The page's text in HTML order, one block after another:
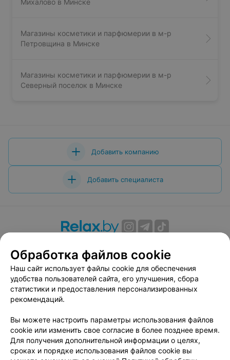
Михалово в Минске
Магазины косметики и парфюмерии в м-р
Петровщина в Минске
Магазины косметики и парфюмерии в м-р
Северный поселок в Минске
Добавить компанию
Добавить специалиста
Вакансии
Публичный договор
Способы оплаты
Публичный договор по использованию сервиса
«Афиша»
Пользовательское соглашение
Связаться по вопросам сотрудничества
Написать руководителю relax.by
Персональные настройки cookie
Обработка файлов cookie
Наш сайт использует файлы cookie для обеспечения
удобства пользователей сайта, его улучшения, сбора
статистики и предоставления персонализированных
рекомендаций.
Вы можете настроить параметры использования файлов
cookie или изменить свое согласие в более позднее время.
Для получения дополнительной информации о целях,
сроках и порядке использования файлов cookie вы